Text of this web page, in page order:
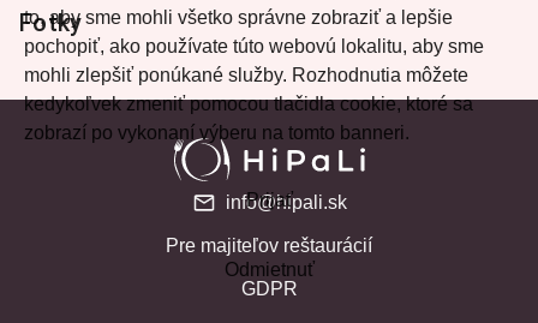
Fotky
to, aby sme mohli všetko správne zobraziť a lepšie
pochopiť, ako používate túto webovú lokalitu, aby sme
mohli zlepšiť ponúkané služby. Rozhodnutia môžete
kedykoľvek zmeniť pomocou tlačidla cookie, ktoré sa
zobrazí po vykonaní výberu na tomto banneri.
Prijať
Odmietnuť
info@hipali.sk
Pre majiteľov reštaurácií
GDPR